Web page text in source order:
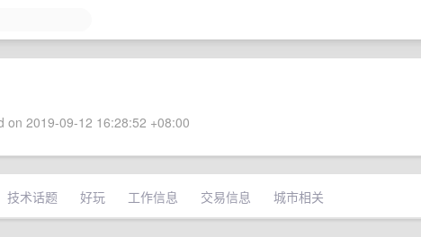
on 2019-09-12 16:28:52 +08:00
技术话题 好玩 工作信息 交易信息 城市相关